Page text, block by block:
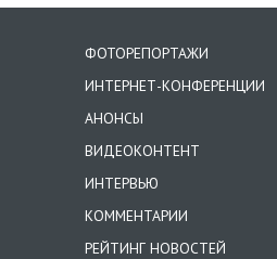
ФОТОРЕПОРТАЖИ
ИНТЕРНЕТ-КОНФЕРЕНЦИИ
АНОНСЫ
ВИДЕОКОНТЕНТ
ИНТЕРВЬЮ
КОММЕНТАРИИ
РЕЙТИНГ НОВОСТЕЙ